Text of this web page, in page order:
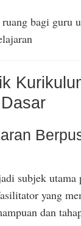
bagi guru
subjek utama
yang
dan